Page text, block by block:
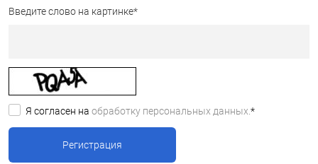
Введите слово на картинке*
Я согласен на обработку персональных данных. *